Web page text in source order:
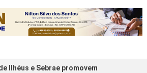
Ilhéus e Sebrae promovem